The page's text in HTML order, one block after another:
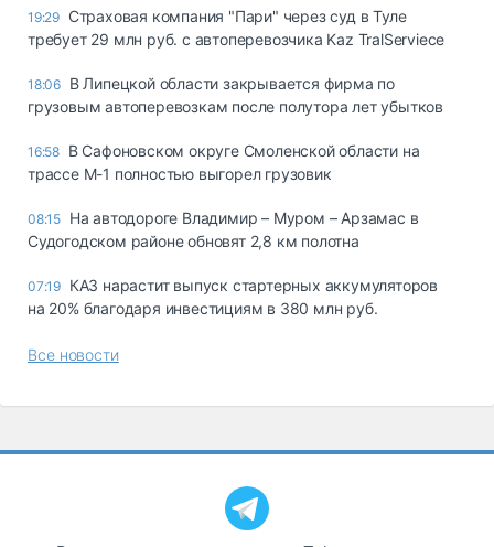
19:29 Страховая компания "Пари" через суд в Туле
требует 29 млн руб. с автоперевозчика Kaz TralServiece
18:06 В Липецкой области закрывается фирма по
грузовым автоперевозкам после полутора лет убытков
16:58 В Сафоновском округе Смоленской области на
трассе М-1 полностью выгорел грузовик
08:15 На автодороге Владимир – Муром – Арзамас в
Судогодском районе обновят 2,8 км полотна
07:19 КАЗ нарастит выпуск стартерных аккумуляторов
на 20% благодаря инвестициям в 380 млн руб.
Все новости